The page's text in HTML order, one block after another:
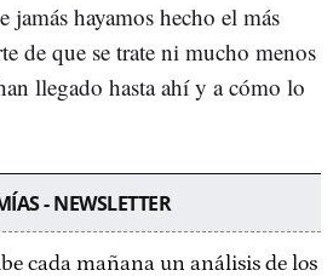
jamás hayamos hecho el más
de que se trate ni mucho menos
llegado hasta ahí y a cómo lo
- NEWSLETTER
cada mañana un análisis de los